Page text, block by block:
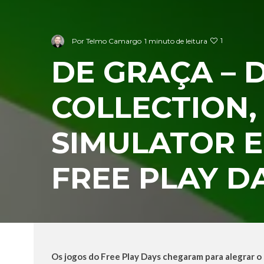
Por Telmo Camargo 1 minuto de leitura 1
DE GRAÇA –
SIMULATOR
FREE PLAY
Os jogos do Free Play Days chegaram para alegrar